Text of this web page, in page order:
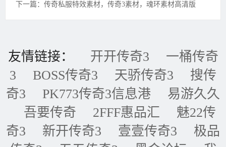
下一篇：传奇私服特效素材，传奇3素材，魂环素材高清版
友情链接： 开开传奇3
一桶传奇
3
BOSS传奇3 天骄传奇3
搜传
奇3
PK773传奇3信息港
易游久久
吾要传奇
2FFF惠品汇
魅22传
奇3
新开传奇3 壹壹传奇3
极品